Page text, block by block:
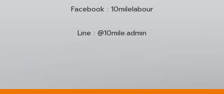
Facebook : 10milelabour
Line : @10mile.admin